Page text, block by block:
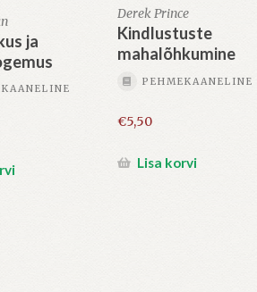
ja
Derek Prince
Kindlustuste
mahalõhkumine
PEHMEKAANELINE
€5,50
Lisa korvi